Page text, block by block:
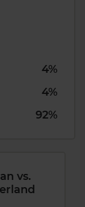
4%
4%
92%
vs.